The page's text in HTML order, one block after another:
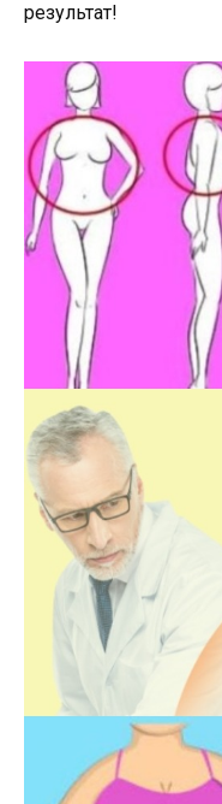
результат!